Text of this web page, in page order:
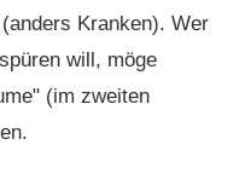
Kranken). Wer
will, möge
(im zweiten